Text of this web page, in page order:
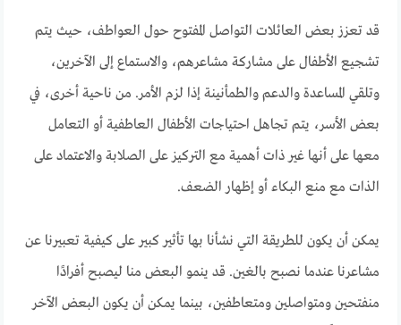
قد تعزز بعض العائلات التواصل المفتوح حول العواطف، حيث يتم
تشجيع الأطفال على مشاركة مشاعرهم، والاستماع إلى الآخرين،
وتلقي المساعدة والدعم والطمأنينة إذا لزم الأمر. من ناحية أخرى، في
بعض الأسر، يتم تجاهل احتياجات الأطفال العاطفية أو التعامل
معها على أنها غير ذات أهمية مع التركيز على الصلابة والاعتماد على
الذات مع منع البكاء أو إظهار الضعف.
يمكن أن يكون للطريقة التي نشأنا بها تأثير كبير على كيفية تعبيرنا عن
مشاعرنا عندما نصبح بالغين. قد ينمو البعض منا ليصبح أفرادًا
منفتحين ومتواصلين ومتعاطفين، بينما يمكن أن يكون البعض الآخر